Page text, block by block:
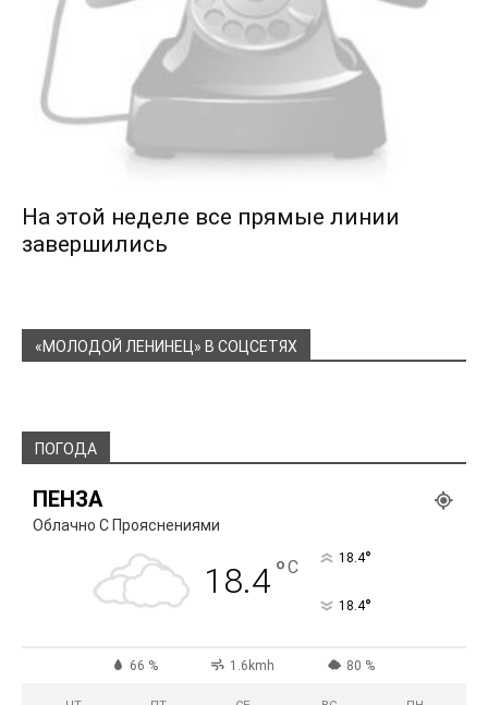
На этой неделе все прямые линии
завершились
«МОЛОДОЙ ЛЕНИНЕЦ» В СОЦСЕТЯХ
ПОГОДА
ПЕНЗА
Облачно С Прояснениями
18.4°C 18.4°
18.4°
66 % 1.6kmh 80 %